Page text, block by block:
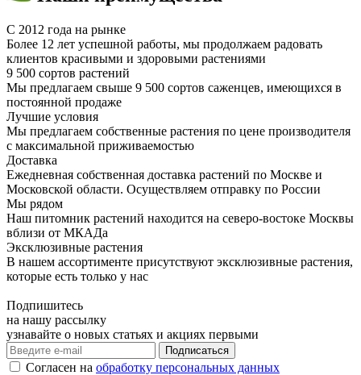
C 2012 года на рынке
Более 12 лет успешной работы, мы продолжаем радовать
клиентов красивыми и здоровыми растениями
9 500 сортов растений
Мы предлагаем свыше 9 500 сортов саженцев, имеющихся в
постоянной продаже
Лучшие условия
Мы предлагаем собственные растения по цене производителя
с максимальной приживаемостью
Доставка
Ежедневная собственная доставка растений по Москве и
Московской области. Осуществляем отправку по России
Мы рядом
Наш питомник растений находится на северо-востоке Москвы
вблизи от МКАДа
Эксклюзивные растения
В нашем ассортименте присутствуют эксклюзивные растения,
которые есть только у нас
Подпишитесь
на нашу рассылку
узнавайте о новых статьях и акциях первыми
Согласен на обработку персональных данных